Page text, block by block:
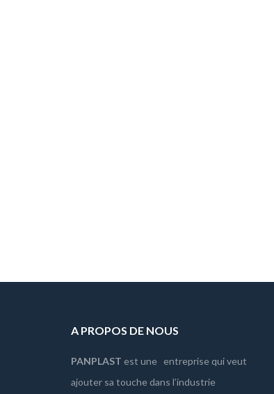
A PROPOS DE NOUS
PANPLAST est une entreprise qui veut
ajouter sa touche dans l’industrie